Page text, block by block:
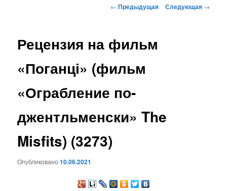
основному
Навигация
← Предыдущая Следующая →
Рецензия на фильм
«Поганці» (фильм
«Ограбление по-
джентльменски» The
Misfits) (3273)
Опубликовано10.06.2021